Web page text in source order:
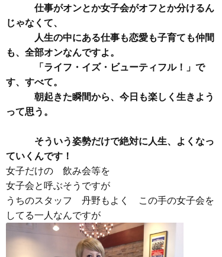
仕事がオンとか女子会がオフとか分けるん
じゃなくて、
人生の中にある仕事も恋愛も子育ても仲間
も、全部オンなんですよ。
「ライフ・イズ・ビューティフル！」で
す、すべて。
朝起きた瞬間から、今日も楽しく生きよう
って思う。
そういう姿勢だけで絶対に人生、よくなっ
ていくんです！
女子だけの 飲み会等を
女子会と呼ぶそうですが
うちのスタッフ 丹野もよく この手の女子会を
してる一人なんですが